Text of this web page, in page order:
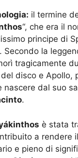
il termine
“, che era il
principe di
Secondo la
tragicamente
disco e Apollo,
nascere dal suo
.
è stata
a rendere il
e pieno di